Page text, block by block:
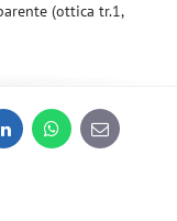
(ottica tr.1,
LinkedInWhatsApp
E-
mail